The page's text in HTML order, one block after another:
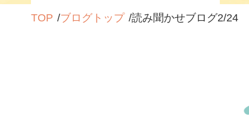
TOP ブログトップ 読み聞かせブログ2/24